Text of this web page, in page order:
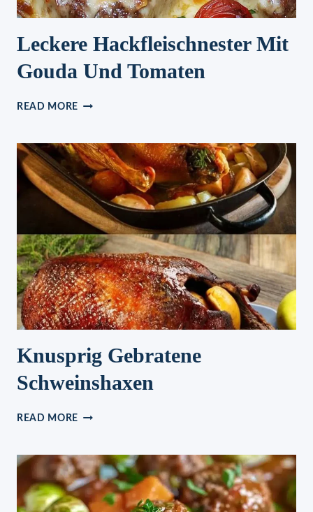
Leckere Hackfleischnester Mit
Gouda Und Tomaten
READ MORE LECKERE
GOUDA
UND
TOMATEN
Knusprig Gebratene
Schweinshaxen
READ MORE KNUSPRIG